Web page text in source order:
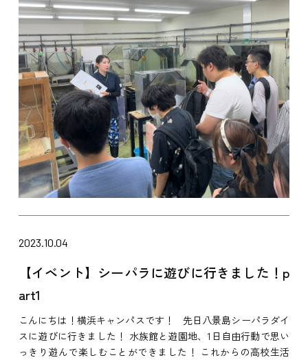
2023.10.04
【イベント】シーパラに遊びに行きました！p
art1
こんにちは！横浜キャンパスです！ 先日八景島シーパラダイ
スに遊びに行きました！ 水族館と遊園地、1日自由行動で思い
っきり遊んで楽しむことができました！ これからの高校生活